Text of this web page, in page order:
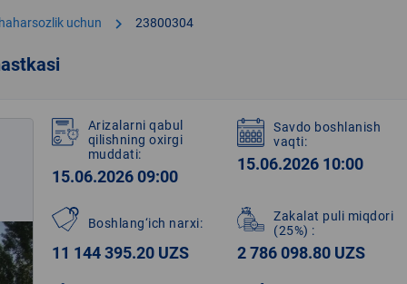
uchun chevron_right 23800304
Arizalarni qabul
qilishning oxirgi
muddati:
15.06.2026 09:00
Savdo boshlanish
vaqti:
15.06.2026 10:00
Boshlang‘ich narxi:
11 144 395.20 UZS
Zakalat puli miqdori
(25%) :
2 786 098.80 UZS